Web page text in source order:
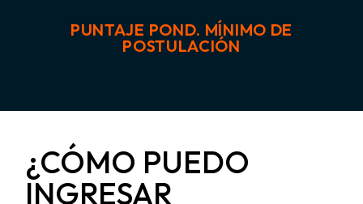
PUNTAJE POND. MÍNIMO DE
POSTULACIÓN
¿CÓMO PUEDO
INGRESAR